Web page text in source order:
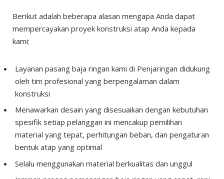
Berikut adalah beberapa alasan mengapa Anda dapat
mempercayakan proyek konstruksi atap Anda kepada
kami:
Layanan pasang baja ringan kami di Penjaringan didukung
oleh tim profesional yang berpengalaman dalam
konstruksi
Menawarkan desain yang disesuaikan dengan kebutuhan
spesifik setiap pelanggan ini mencakup pemilihan
material yang tepat, perhitungan beban, dan pengaturan
bentuk atap yang optimal
Selalu menggunakan material berkualitas dan unggul